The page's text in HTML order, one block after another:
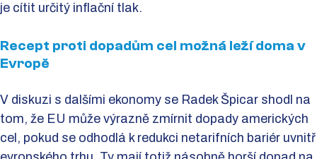
je cítit určitý inflační tlak.
Recept proti dopadům cel možná leží doma v
Evropě
V diskuzi s dalšími ekonomy se Radek Špicar shodl na
tom, že EU může výrazně zmírnit dopady amerických
cel, pokud se odhodlá k redukci netarifních bariér uvnitř